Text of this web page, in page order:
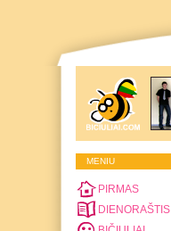
MENIU
PIRMAS
DIENORAŠTIS